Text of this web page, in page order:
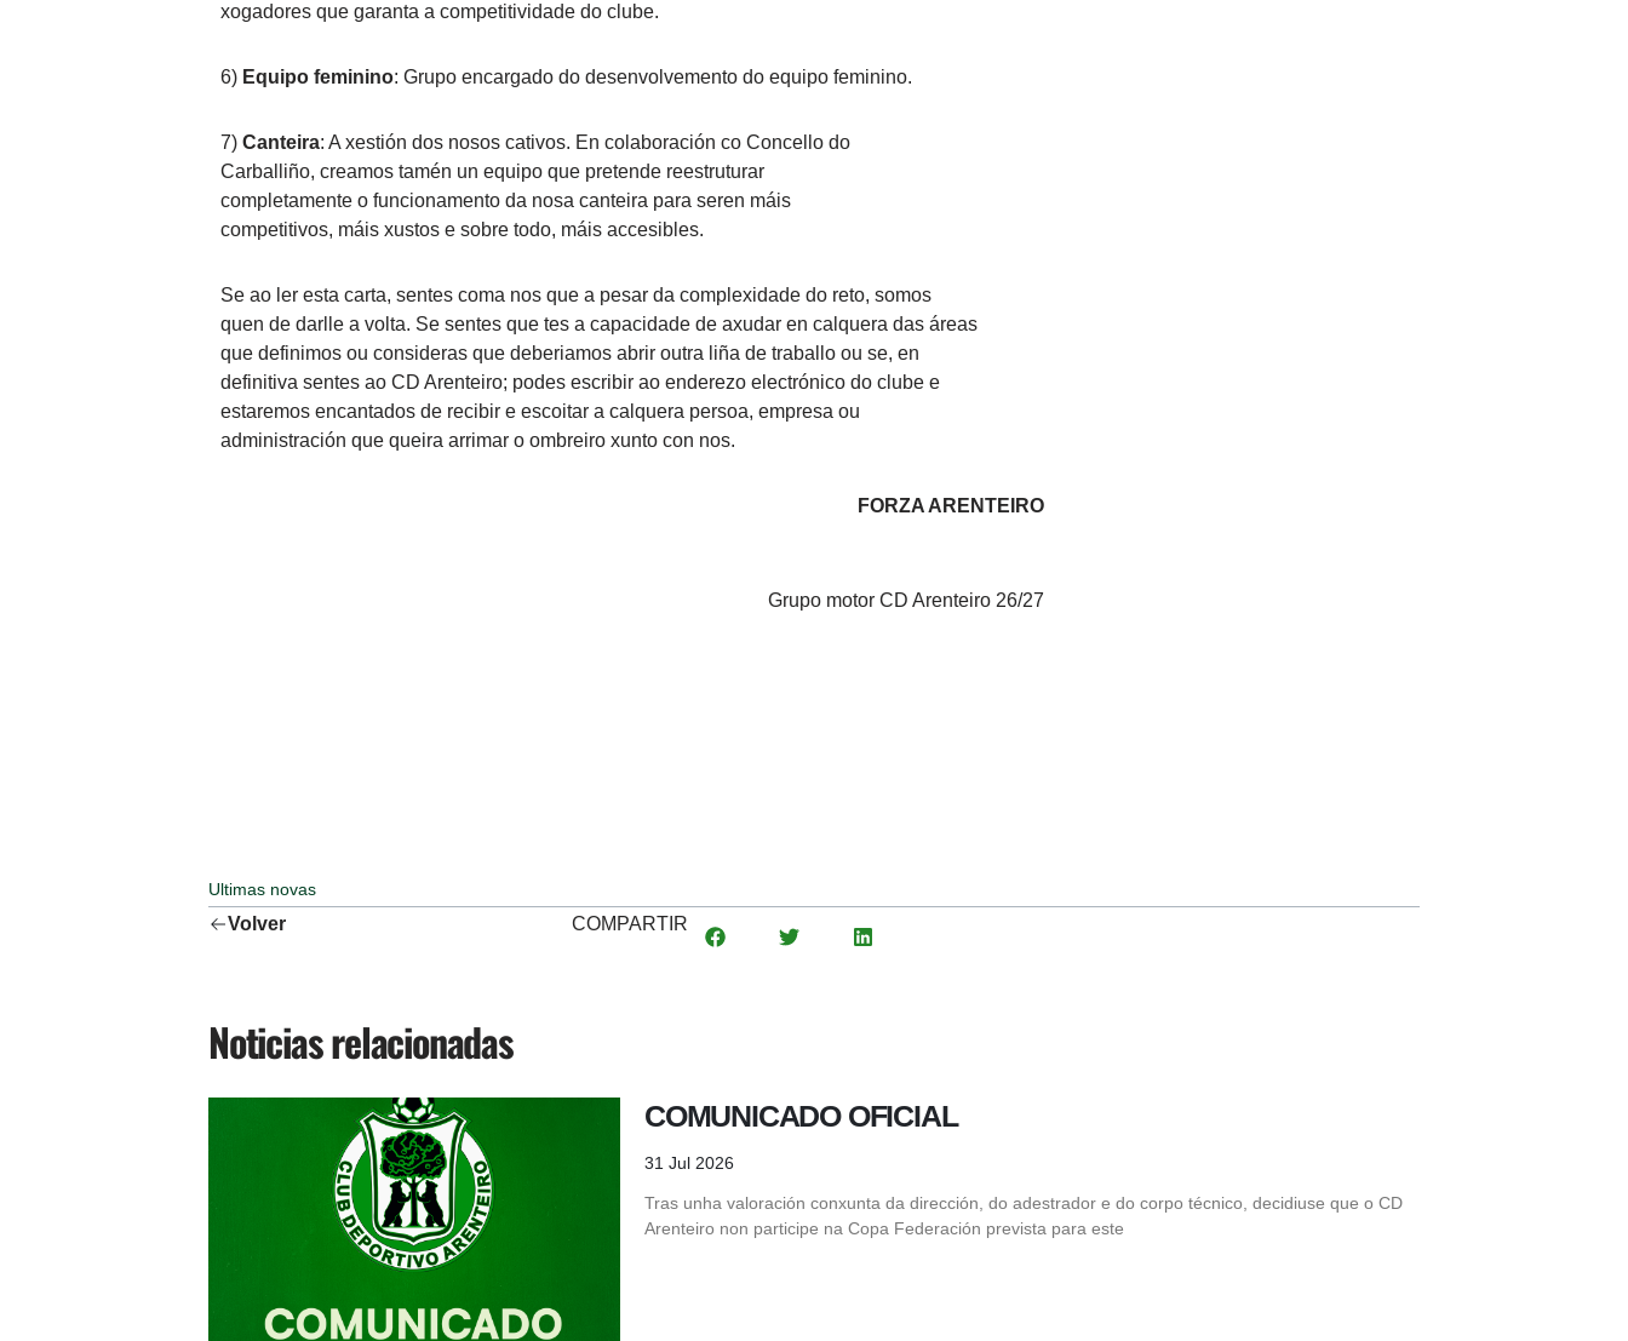
xogadores que garanta a competitividade do clube.
6) Equipo feminino: Grupo encargado do desenvolvemento do equipo feminino.
7) Canteira: A xestión dos nosos cativos. En colaboración co Concello do
Carballiño, creamos tamén un equipo que pretende reestruturar
completamente o funcionamento da nosa canteira para seren máis
competitivos, máis xustos e sobre todo, máis accesibles.
Se ao ler esta carta, sentes coma nos que a pesar da complexidade do reto, somos
quen de darlle a volta. Se sentes que tes a capacidade de axudar en calquera das áreas
que definimos ou consideras que deberiamos abrir outra liña de traballo ou se, en
definitiva sentes ao CD Arenteiro; podes escribir ao enderezo electrónico do clube e
estaremos encantados de recibir e escoitar a calquera persoa, empresa ou
administración que queira arrimar o ombreiro xunto con nos.
FORZA ARENTEIRO
Grupo motor CD Arenteiro 26/27
Ultimas novas
Volver COMPARTIR
Noticias relacionadas
COMUNICADO OFICIAL
31 Jul 2026
Tras unha valoración conxunta da dirección, do adestrador e do corpo técnico, decidiuse que o CD
Arenteiro non participe na Copa Federación prevista para este